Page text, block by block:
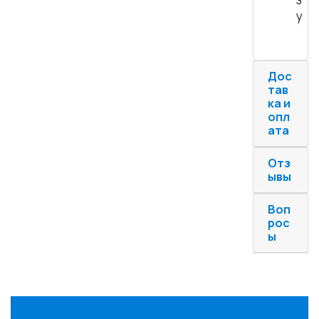
у
Дос
тав
ка и
опл
ата
Отз
ывы
Воп
рос
ы